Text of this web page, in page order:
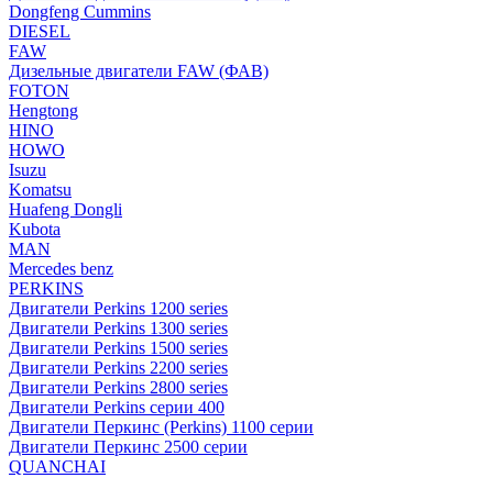
Dongfeng Cummins
DIESEL
FAW
Дизельные двигатели FAW (ФАВ)
FOTON
Hengtong
HINO
HOWO
Isuzu
Komatsu
Huafeng Dongli
Kubota
MAN
Mercedes benz
PERKINS
Двигатели Perkins 1200 series
Двигатели Perkins 1300 series
Двигатели Perkins 1500 series
Двигатели Perkins 2200 series
Двигатели Perkins 2800 series
Двигатели Perkins серии 400
Двигатели Перкинс (Perkins) 1100 серии
Двигатели Перкинс 2500 серии
QUANCHAI